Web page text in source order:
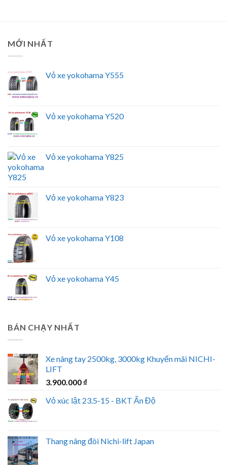
MỚI NHẤT
Vỏ xe yokohama Y555
Vỏ xe yokohama Y520
Vỏ xe yokohama Y825
Vỏ xe yokohama Y823
Vỏ xe yokohama Y108
Vỏ xe yokohama Y45
BÁN CHẠY NHẤT
Xe nâng tay 2500kg, 3000kg Khuyến mãi NICHI-
LIFT
3.900.000 ₫
Vỏ xúc lật 23.5-15 - BKT Ấn Độ
Thang nâng đôi Nichi-lift Japan